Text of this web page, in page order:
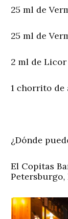
25 ml de
25 ml de
2 ml de Licor
1 chorrito de
¿Dónde
El Copitas
Petersburgo,